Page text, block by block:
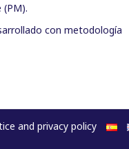
con metodología
and privacy policy